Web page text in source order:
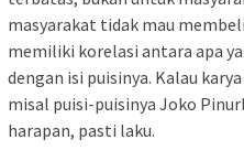
masyarakat tidak mau
memiliki korelasi antara apa
dengan isi puisinya. Kalau
misal puisi-puisinya Joko
harapan, pasti laku.